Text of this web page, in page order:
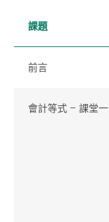
課題
前言
會計等式 – 課堂一